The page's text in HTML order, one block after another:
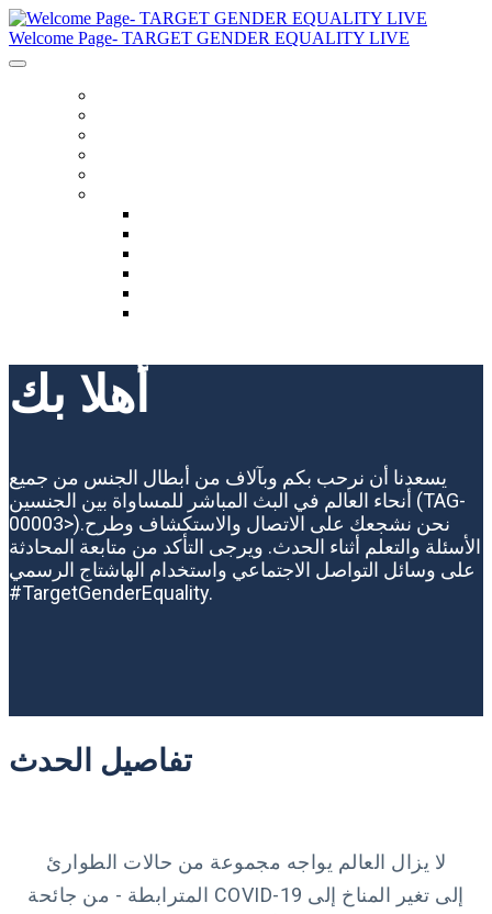
Welcome Page- TARGET GENDER EQUALITY LIVE
أهلا بك
يسعدنا أن نرحب بكم وبآلاف من أبطال الجنس من جميع
أنحاء العالم في البث المباشر للمساواة بين الجنسين (TAG-
00003>).نحن نشجعك على الاتصال والاستكشاف وطرح
الأسئلة والتعلم أثناء الحدث. ويرجى التأكد من متابعة المحادثة
على وسائل التواصل الاجتماعي واستخدام الهاشتاج الرسمي
#TargetGenderEquality.
تفاصيل الحدث
لا يزال العالم يواجه مجموعة من حالات الطوارئ
المترابطة - من جائحة COVID-19 إلى تغير المناخ إلى